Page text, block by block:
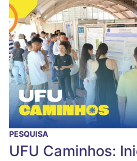
PESQUISA
UFU Caminhos: